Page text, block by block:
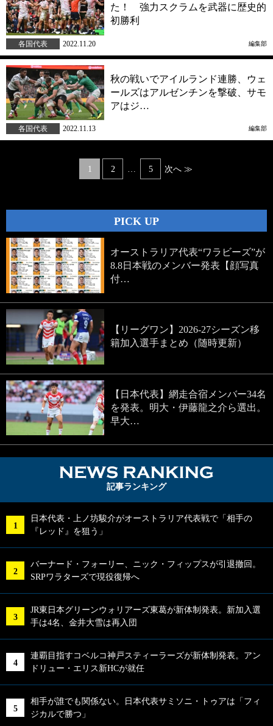
た！ 強力スクラムを武器に歴史的
初勝利
各国代表 2022.11.20 編集部
秋の戦いでアイルランド連勝、ウェ
ールズはアルゼンチンを撃破、サモ
アはジ…
各国代表 2022.11.13 編集部
1 2 … 5 次へ ≫
PICK UP
オーストラリア代表“ワラビーズ”が
8.8日本戦のメンバー発表【顔写真
付…
【リーグワン】2026-27シーズン移
籍加入選手まとめ（随時更新）
【日本代表】網走合宿メンバー34名
を発表。明大・伊藤龍之介ら選出。
早大…
記事ランキング
日本代表・上ノ坊駿介がオーストラリア代表戦で「相手の
『レッド』を狙う」
バーナード・フォーリー、ニック・フィップスが引退撤回。
SRPワラターズで現役復帰へ
JR東日本グリーンウォリアーズ東葛が新体制発表。新加入選
手は4名、金井大雪は再入団
連覇目指すコベルコ神戸スティーラーズが新体制発表。アン
ドリュー・エリス新HCが就任
相手が誰でも関係ない。日本代表サミソニ・トゥアは「フィ
ジカルで勝つ」